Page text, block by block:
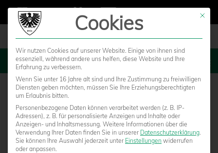
MENU
Mit
Cookies
Wir nutzen Cookies auf unserer Website. Einige von ihnen sind
essenziell, während andere uns helfen, diese Website und Ihre
Erfahrung zu verbessern.
Wenn Sie unter 16 Jahre alt sind und Ihre Zustimmung zu freiwilligen
Diensten geben möchten, müssen Sie Ihre Erziehungsberechtigten
um Erlaubnis bitten.
Personenbezogene Daten können verarbeitet werden (z. B. IP-
Adressen), z. B. für personalisierte Anzeigen und Inhalte oder
Anzeigen- und Inhaltsmessung. Weitere Informationen über die
Verwendung Ihrer Daten finden Sie in unserer Datenschutzerklärung.
Sie können Ihre Auswahl jederzeit unter Einstellungen widerrufen
oder anpassen.